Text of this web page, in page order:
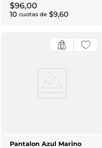
$96,00
10 cuotas de $9,60
Pantalon Azul Marino